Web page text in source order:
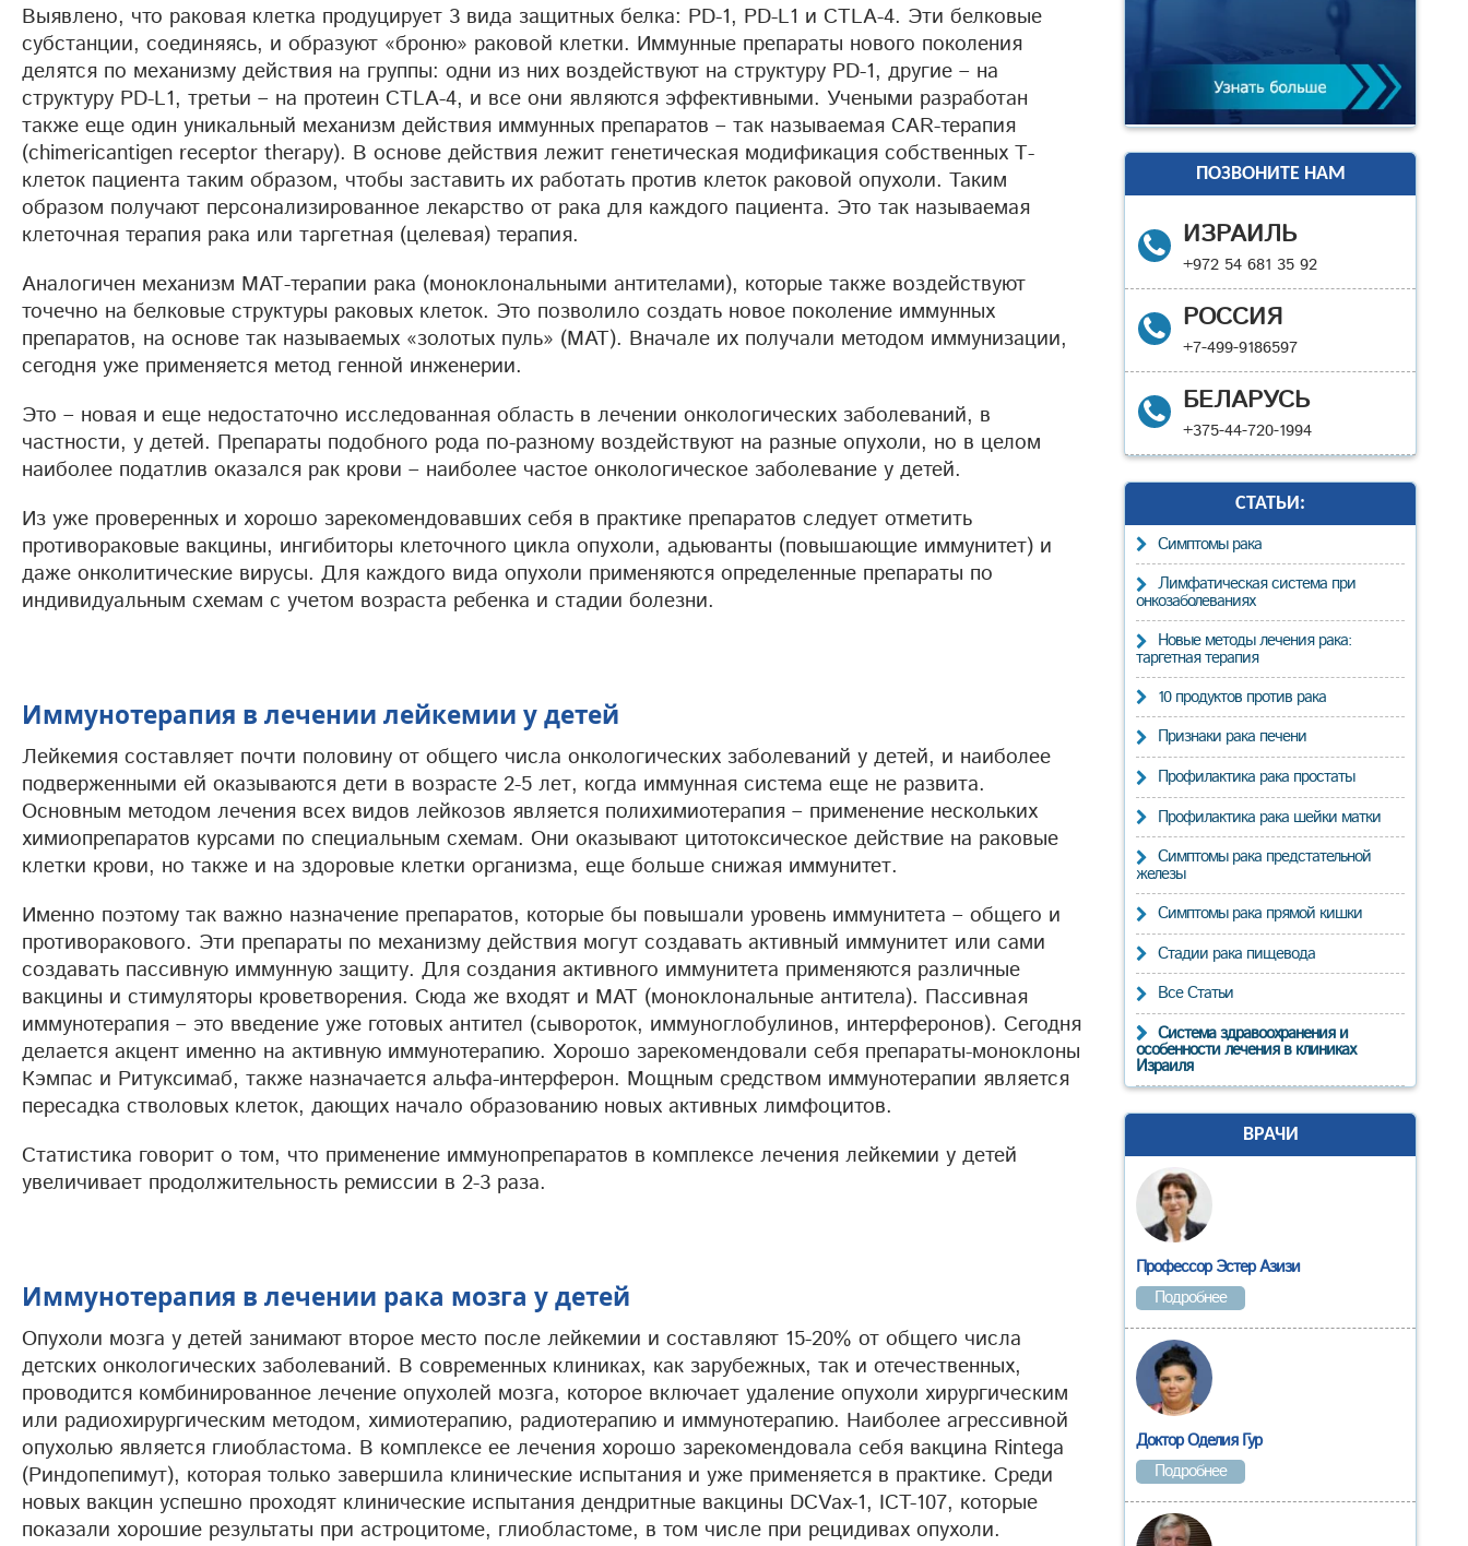
Выявлено, что раковая клетка продуцирует 3 вида защитных белка: PD-1, PD-L1 и CTLA-4. Эти белковые
субстанции, соединяясь, и образуют «броню» раковой клетки. Иммунные препараты нового поколения
делятся по механизму действия на группы: одни из них воздействуют на структуру PD-1, другие – на
структуру PD-L1, третьи – на протеин CTLA-4, и все они являются эффективными. Учеными разработан
также еще один уникальный механизм действия иммунных препаратов – так называемая CAR-терапия
(chimericantigen receptor therapy). В основе действия лежит генетическая модификация собственных Т-
клеток пациента таким образом, чтобы заставить их работать против клеток раковой опухоли. Таким
образом получают персонализированное лекарство от рака для каждого пациента. Это так называемая
клеточная терапия рака или таргетная (целевая) терапия.
Аналогичен механизм МАТ-терапии рака (моноклональными антителами), которые также воздействуют
точечно на белковые структуры раковых клеток. Это позволило создать новое поколение иммунных
препаратов, на основе так называемых «золотых пуль» (МАТ). Вначале их получали методом иммунизации,
сегодня уже применяется метод генной инженерии.
Это – новая и еще недостаточно исследованная область в лечении онкологических заболеваний, в
частности, у детей. Препараты подобного рода по-разному воздействуют на разные опухоли, но в целом
наиболее податлив оказался рак крови – наиболее частое онкологическое заболевание у детей.
Из уже проверенных и хорошо зарекомендовавших себя в практике препаратов следует отметить
противораковые вакцины, ингибиторы клеточного цикла опухоли, адьюванты (повышающие иммунитет) и
даже онколитические вирусы. Для каждого вида опухоли применяются определенные препараты по
индивидуальным схемам с учетом возраста ребенка и стадии болезни.
Иммунотерапия в лечении лейкемии у детей
Лейкемия составляет почти половину от общего числа онкологических заболеваний у детей, и наиболее
подверженными ей оказываются дети в возрасте 2-5 лет, когда иммунная система еще не развита.
Основным методом лечения всех видов лейкозов является полихимиотерапия – применение нескольких
химиопрепаратов курсами по специальным схемам. Они оказывают цитотоксическое действие на раковые
клетки крови, но также и на здоровые клетки организма, еще больше снижая иммунитет.
Именно поэтому так важно назначение препаратов, которые бы повышали уровень иммунитета – общего и
противоракового. Эти препараты по механизму действия могут создавать активный иммунитет или сами
создавать пассивную иммунную защиту. Для создания активного иммунитета применяются различные
вакцины и стимуляторы кроветворения. Сюда же входят и МАТ (моноклональные антитела). Пассивная
иммунотерапия – это введение уже готовых антител (сывороток, иммуноглобулинов, интерферонов). Сегодня
делается акцент именно на активную иммунотерапию. Хорошо зарекомендовали себя препараты-моноклоны
Кэмпас и Ритуксимаб, также назначается альфа-интерферон. Мощным средством иммунотерапии является
пересадка стволовых клеток, дающих начало образованию новых активных лимфоцитов.
Статистика говорит о том, что применение иммунопрепаратов в комплексе лечения лейкемии у детей
увеличивает продолжительность ремиссии в 2-3 раза.
Иммунотерапия в лечении рака мозга у детей
Опухоли мозга у детей занимают второе место после лейкемии и составляют 15-20% от общего числа
детских онкологических заболеваний. В современных клиниках, как зарубежных, так и отечественных,
проводится комбинированное лечение опухолей мозга, которое включает удаление опухоли хирургическим
или радиохирургическим методом, химиотерапию, радиотерапию и иммунотерапию. Наиболее агрессивной
опухолью является глиобластома. В комплексе ее лечения хорошо зарекомендовала себя вакцина Rintega
(Риндопепимут), которая только завершила клинические испытания и уже применяется в практике. Среди
новых вакцин успешно проходят клинические испытания дендритные вакцины DCVax-1, ICT-107, которые
показали хорошие результаты при астроцитоме, глиобластоме, в том числе при рецидивах опухоли.
ПОЗВОНИТЕ НАМ
ИЗРАИЛЬ
+972 54 681 35 92
РОССИЯ
+7-499-9186597
БЕЛАРУСЬ
+375-44-720-1994
СТАТЬИ:
Cимптомы рака
Лимфатическая система при
онкозаболеваниях
Новые методы лечения рака:
таргетная терапия
10 продуктов против рака
Признаки рака печени
Профилактика рака простаты
Профилактика рака шейки матки
Симптомы рака предстательной
железы
Симптомы рака прямой кишки
Стадии рака пищевода
Все Статьи
Система здравоохранения и
особенности лечения в клиниках
Израиля
ВРАЧИ
Профессор Эстер Азизи
Подробнее
Доктор Оделия Гур
Подробнее